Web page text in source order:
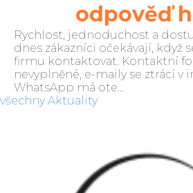
odpověď
Rychlost, jednoduchost a
dnes zákazníci očekávají, když
firmu kontaktovat. Kontaktní
nevyplněné, e-maily se ztrácí v
WhatsApp má ote...
všechny Aktuality